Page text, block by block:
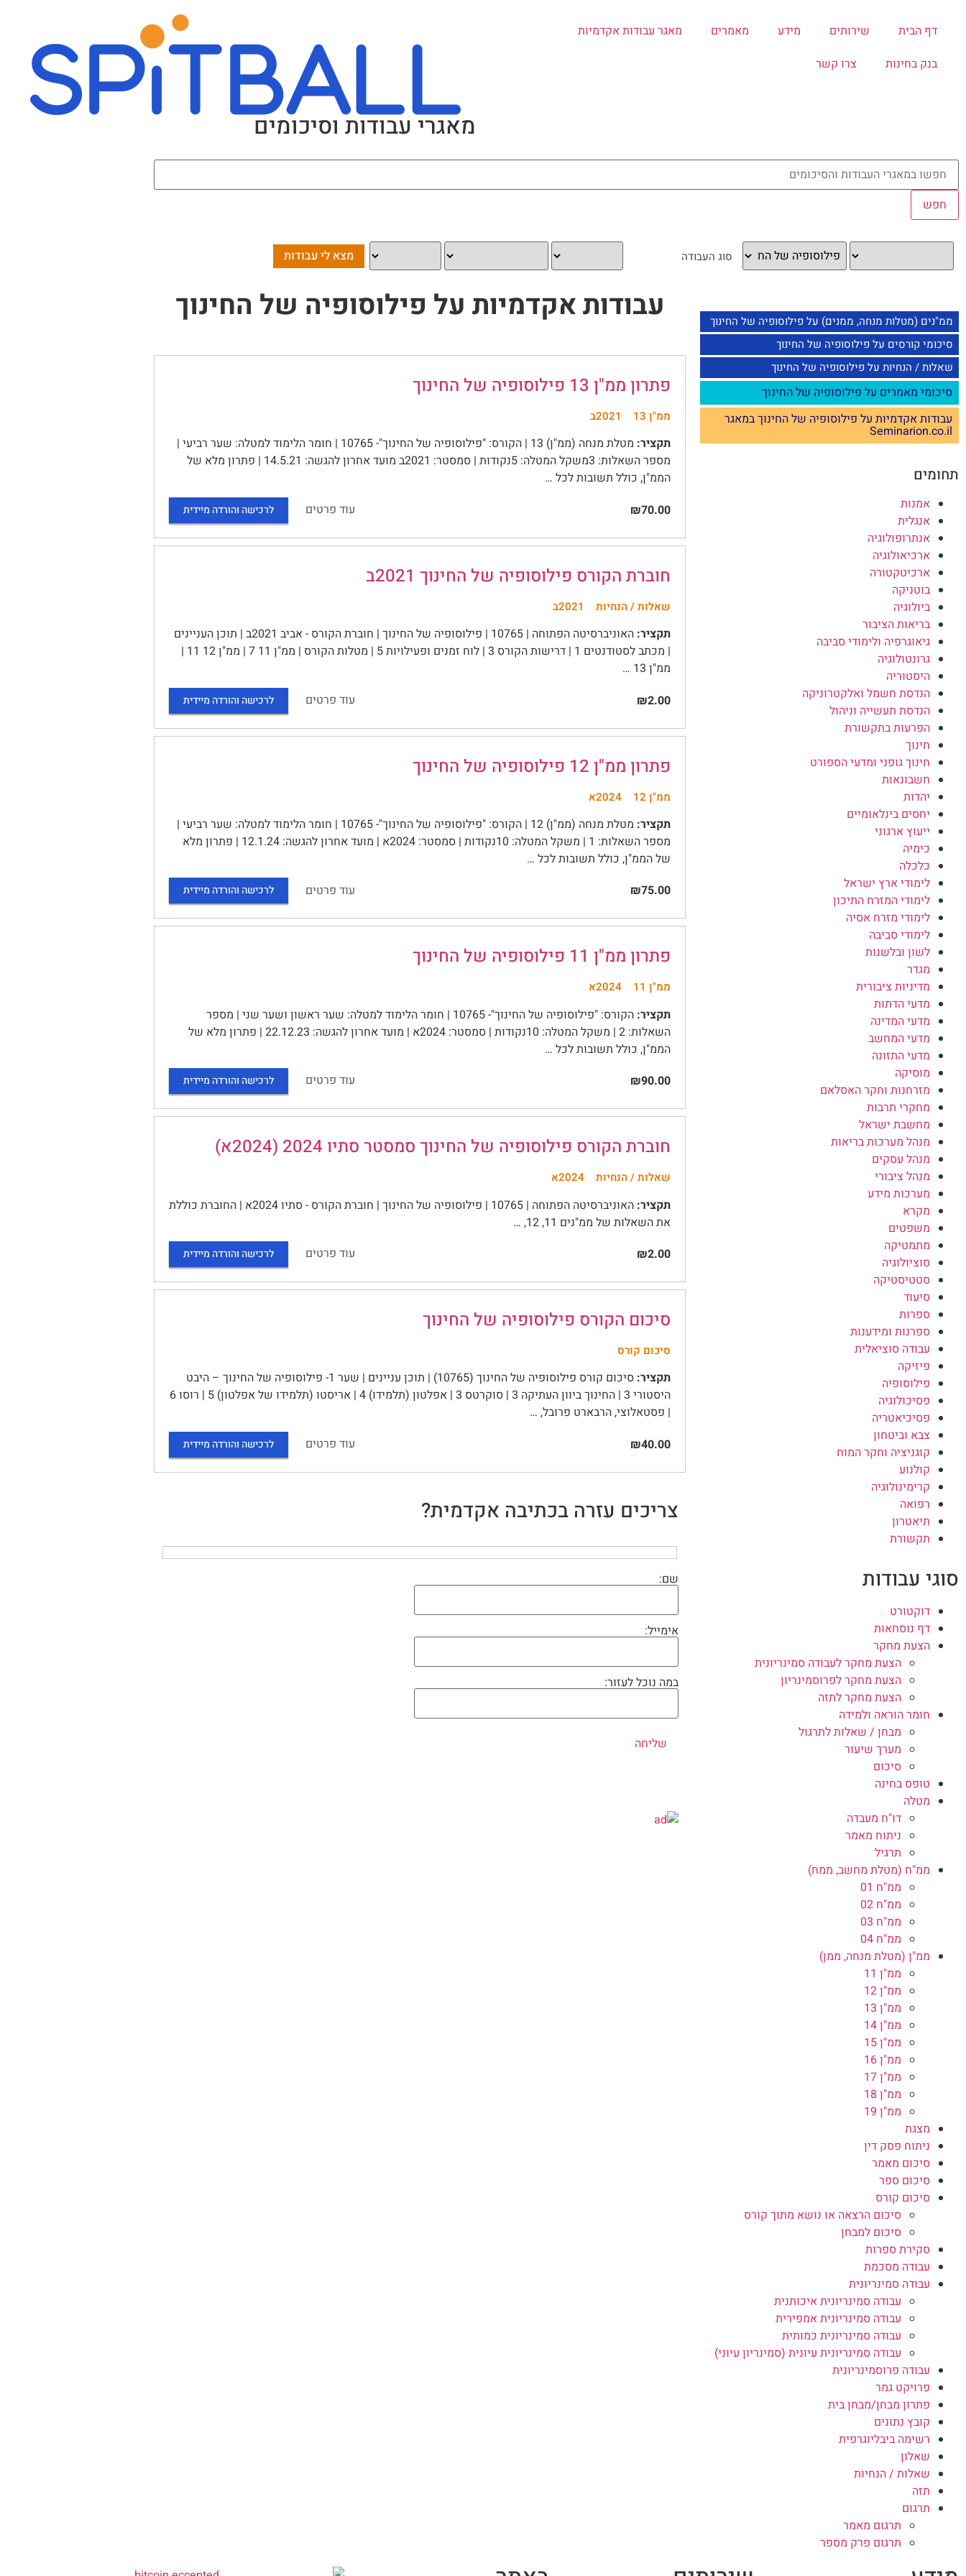
דף הבית שירותים מידע מאמרים
מאגר עבודות אקדמיות
בנק בחינות
צרו קשר
מאגרי עבודות וסיכומים
ממ"נים (מטלות מנחה, ממנים) על פילוסופיה של החינוך
סיכומי קורסים על פילוסופיה של החינוך
שאלות / הנחיות על פילוסופיה של החינוך
סיכומי מאמרים על פילוסופיה של החינוך
עבודות אקדמיות על פילוסופיה של החינוך במאגר
Seminarion.co.il
תחומים
אמנות
אנגלית
אנתרופולוגיה
ארכיאולוגיה
ארכיטקטורה
בוטניקה
ביולוגיה
בריאות הציבור
גיאוגרפיה ולימודי סביבה
גרונטולוגיה
היסטוריה
הנדסת חשמל ואלקטרוניקה
הנדסת תעשייה וניהול
הפרעות בתקשורת
חינוך
חינוך גופני ומדעי הספורט
חשבונאות
יהדות
יחסים בינלאומיים
ייעוץ ארגוני
כימיה
כלכלה
לימודי ארץ ישראל
לימודי המזרח התיכון
לימודי מזרח אסיה
לימודי סביבה
לשון ובלשנות
מגדר
מדיניות ציבורית
מדעי הדתות
מדעי המדינה
מדעי המחשב
מדעי התזונה
מוסיקה
מזרחנות וחקר האסלאם
מחקרי תרבות
מחשבת ישראל
מנהל מערכות בריאות
מנהל עסקים
מנהל ציבורי
מערכות מידע
מקרא
משפטים
מתמטיקה
סוציולוגיה
סטטיסטיקה
סיעוד
ספרות
ספרנות ומידענות
עבודה סוציאלית
פיזיקה
פילוסופיה
פסיכולוגיה
פסיכיאטריה
צבא וביטחון
קוגניציה וחקר המוח
קולנוע
קרימינולוגיה
רפואה
תיאטרון
תקשורת
סוגי עבודות
דוקטורט
דף נוסחאות
הצעת מחקר
הצעת מחקר לעבודה סמינריונית
הצעת מחקר לפרוסמינריון
הצעת מחקר לתזה
חומר הוראה ולמידה
מבחן / שאלות לתרגול
מערך שיעור
סיכום
טופס בחינה
מטלה
דו"ח מעבדה
ניתוח מאמר
תרגיל
ממ"ח (מטלת מחשב, ממח)
ממ"ח 01
ממ"ח 02
ממ"ח 03
ממ"ח 04
ממ"ן (מטלת מנחה, ממן)
ממ"ן 11
ממ"ן 12
ממ"ן 13
ממ"ן 14
ממ"ן 15
ממ"ן 16
ממ"ן 17
ממ"ן 18
ממ"ן 19
מצגת
ניתוח פסק דין
סיכום מאמר
סיכום ספר
סיכום קורס
סיכום הרצאה או נושא מתוך קורס
סיכום למבחן
סקירת ספרות
עבודה מסכמת
עבודה סמינריונית
עבודה סמינריונית איכותנית
עבודה סמינריונית אמפירית
עבודה סמינריונית כמותית
עבודה סמינריונית עיונית (סמינריון עיוני)
עבודה פרוסמינריונית
פרויקט גמר
פתרון מבחן/מבחן בית
קובץ נתונים
רשימה ביבליוגרפית
שאלון
שאלות / הנחיות
תזה
תרגום
תרגום מאמר
תרגום פרק מספר
עבודות אקדמיות על פילוסופיה של החינוך
פתרון ממ"ן 13 פילוסופיה של החינוך
ממ"ן 13 2021ב
תקציר:
מטלת מנחה (ממ"ן) 13 | הקורס: "פילוסופיה של החינוך"- 10765 | חומר הלימוד למטלה: שער רביעי |
מספר השאלות: 3משקל המטלה: 5נקודות | סמסטר: 2021ב מועד אחרון להגשה: 14.5.21 | פתרון מלא של
הממ"ן, כולל תשובות לכל …
₪70.00
עוד פרטים לרכישה והורדה מיידית
חוברת הקורס פילוסופיה של החינוך 2021ב
שאלות / הנחיות 2021ב
תקציר:
האוניברסיטה הפתוחה | 10765 | פילוסופיה של החינוך | חוברת הקורס - אביב 2021ב | תוכן העניינים
| מכתב לסטודנטים 1 | דרישות הקורס 3 | לוח זמנים ופעילויות 5 | מטלות הקורס | ממ"ן 11 7 | ממ"ן 12 11 |
ממ"ן 13 …
₪2.00
עוד פרטים לרכישה והורדה מיידית
פתרון ממ"ן 12 פילוסופיה של החינוך
ממ"ן 12 2024א
תקציר:
מטלת מנחה (ממ"ן) 12 | הקורס: "פילוסופיה של החינוך"- 10765 | חומר הלימוד למטלה: שער רביעי |
מספר השאלות: 1 | משקל המטלה: 10נקודות | סמסטר: 2024א | מועד אחרון להגשה: 12.1.24 | פתרון מלא
של הממ"ן, כולל תשובות לכל …
₪75.00
עוד פרטים לרכישה והורדה מיידית
פתרון ממ"ן 11 פילוסופיה של החינוך
ממ"ן 11 2024א
תקציר:
הקורס: "פילוסופיה של החינוך"- 10765 | חומר הלימוד למטלה: שער ראשון ושער שני | מספר
השאלות: 2 | משקל המטלה: 10נקודות | סמסטר: 2024א | מועד אחרון להגשה: 22.12.23 | פתרון מלא של
הממ"ן, כולל תשובות לכל …
₪90.00
עוד פרטים לרכישה והורדה מיידית
חוברת הקורס פילוסופיה של החינוך סמסטר סתיו 2024 (2024א)
שאלות / הנחיות 2024א
תקציר:
האוניברסיטה הפתוחה | 10765 | פילוסופיה של החינוך | חוברת הקורס - סתיו 2024א | החוברת כוללת
את השאלות של ממ"נים 11, 12, …
₪2.00
עוד פרטים לרכישה והורדה מיידית
סיכום הקורס פילוסופיה של החינוך
סיכום קורס
תקציר:
סיכום קורס פילוסופיה של החינוך (10765) | תוכן עניינים | שער 1- פילוסופיה של החינוך – היבט
היסטורי 3 | החינוך ביוון העתיקה 3 | סוקרטס 3 | אפלטון (תלמידו) 4 | אריסטו (תלמידו של אפלטון) 5 | רוסו 6
| פסטאלוצי, הרבארט פרובל, …
₪40.00
עוד פרטים לרכישה והורדה מיידית
צריכים עזרה בכתיבה אקדמית?
שם:
אימייל:
במה נוכל לעזור: